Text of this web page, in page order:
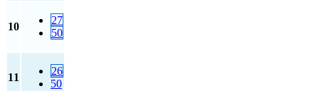
10
27
50
11
26
50